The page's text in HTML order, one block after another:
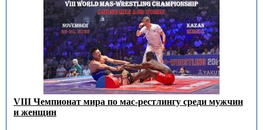
VIII Чемпионат мира по мас-рестлингу среди мужчин
и женщин